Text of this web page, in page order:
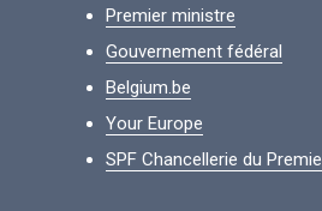
Premier ministre
Gouvernement fédéral
Belgium.be
Your Europe
SPF Chancellerie du